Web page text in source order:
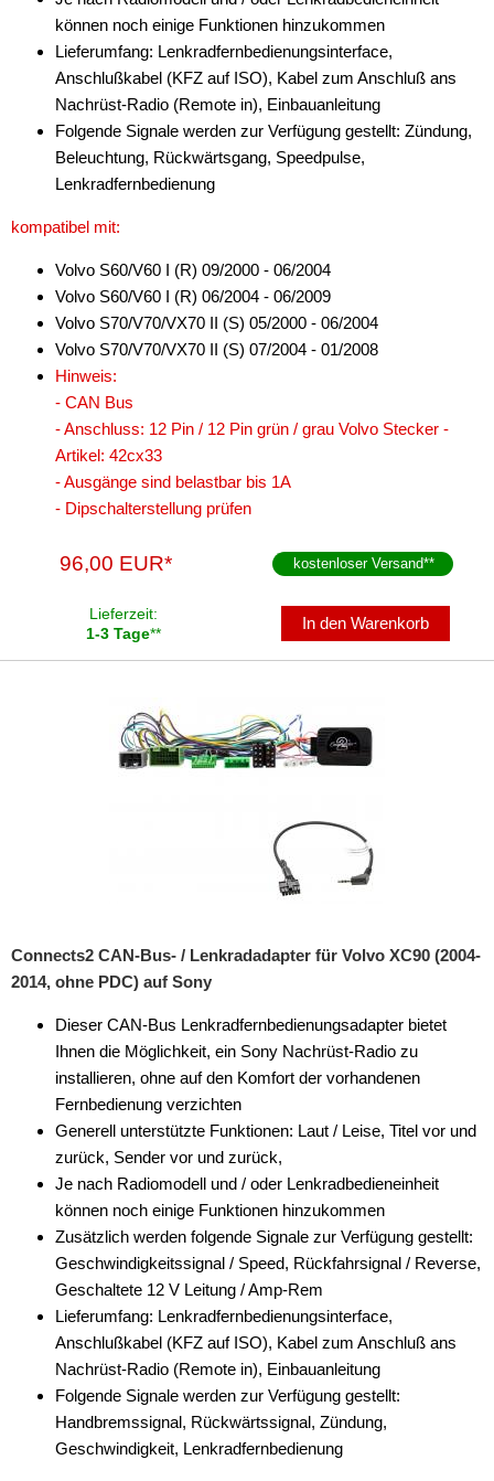
können noch einige Funktionen hinzukommen
Lieferumfang: Lenkradfernbedienungsinterface,
Anschlußkabel (KFZ auf ISO), Kabel zum Anschluß ans
Nachrüst-Radio (Remote in), Einbauanleitung
Folgende Signale werden zur Verfügung gestellt: Zündung,
Beleuchtung, Rückwärtsgang, Speedpulse,
Lenkradfernbedienung
kompatibel mit:
Volvo S60/V60 I (R) 09/2000 - 06/2004
Volvo S60/V60 I (R) 06/2004 - 06/2009
Volvo S70/V70/VX70 II (S) 05/2000 - 06/2004
Volvo S70/V70/VX70 II (S) 07/2004 - 01/2008
Hinweis:
- CAN Bus
- Anschluss: 12 Pin / 12 Pin grün / grau Volvo Stecker -
Artikel: 42cx33
- Ausgänge sind belastbar bis 1A
- Dipschalterstellung prüfen
96,00 EUR* kostenloser Versand**
Lieferzeit:
1-3 Tage**
In den Warenkorb
Connects2 CAN-Bus- / Lenkradadapter für Volvo XC90 (2004-
2014, ohne PDC) auf Sony
Dieser CAN-Bus Lenkradfernbedienungsadapter bietet
Ihnen die Möglichkeit, ein Sony Nachrüst-Radio zu
installieren, ohne auf den Komfort der vorhandenen
Fernbedienung verzichten
Generell unterstützte Funktionen: Laut / Leise, Titel vor und
zurück, Sender vor und zurück,
Je nach Radiomodell und / oder Lenkradbedieneinheit
können noch einige Funktionen hinzukommen
Zusätzlich werden folgende Signale zur Verfügung gestellt:
Geschwindigkeitssignal / Speed, Rückfahrsignal / Reverse,
Geschaltete 12 V Leitung / Amp-Rem
Lieferumfang: Lenkradfernbedienungsinterface,
Anschlußkabel (KFZ auf ISO), Kabel zum Anschluß ans
Nachrüst-Radio (Remote in), Einbauanleitung
Folgende Signale werden zur Verfügung gestellt:
Handbremssignal, Rückwärtssignal, Zündung,
Geschwindigkeit, Lenkradfernbedienung